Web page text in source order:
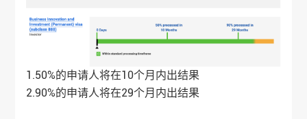
1.50%的申请人将在10个月内出结果
2.90%的申请人将在29个月内出结果